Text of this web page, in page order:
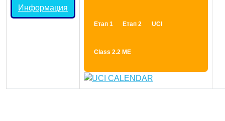
Информация
Етап 1 Етап 2 UCI
Class 2.2 ME